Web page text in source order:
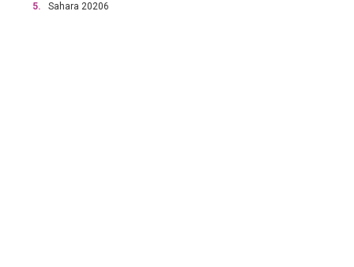
5. Sahara 20206